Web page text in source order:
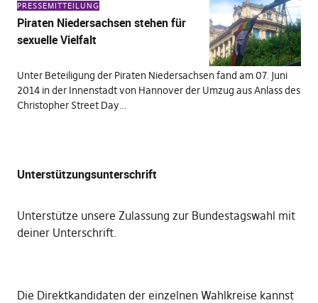
PRESSEMITTEILUNG
Piraten Niedersachsen stehen für
sexuelle Vielfalt
Unter Beteiligung der Piraten Niedersachsen fand am 07. Juni
2014 in der Innenstadt von Hannover der Umzug aus Anlass des
Christopher Street Day…
Unterstützungsunterschrift
Unterstütze unsere Zulassung zur Bundestagswahl mit
deiner Unterschrift.
Die Direktkandidaten der einzelnen Wahlkreise kannst